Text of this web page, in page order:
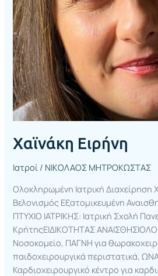
Χαϊνάκη Ειρήνη
Ιατροί / ΝΙΚΟΛΑΟΣ ΜΗΤΡΟΚΩΣΤΑΣ
Ολοκληρωμένη Ιατρική Διαχείρηση
Βελονισμός Εξατομικευμένη
ΠΤΥΧΙΟ ΙΑΤΡΙΚΗΣ: Ιατρική Σχολή
ΚρήτηςΕΙΔΙΚΟΤΗΤΑΣ
Νοσοκομείο, ΠΑΓΝΗ για
παιδοχειρουργικά περιστατικά,
Καρδιοχειρουργικό κέντρο για